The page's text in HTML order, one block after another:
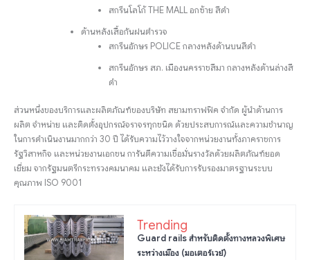
สกรีนโลโก้ THE MALL อกซ้าย สีดำ
ด้านหลังเสื้อกันฝนตำรวจ
สกรีนอักษร POLICE กลางหลังด้านบนสีดำ
สกรีนอักษร สภ. เมืองนครราชสีมา กลางหลังด้านล่างสี
ดำ
ส่วนหนึ่งของบริการและผลิตภัณฑ์ของบริษัท สยามทราฟฟิค จำกัด ผู้นำด้านการ
ผลิต จำหน่าย และติดตั้งอุปกรณ์จราจรทุกชนิด ด้วยประสบการณ์และความชำนาญ
ในการดำเนินงานมากกว่า 30 ปี ได้รับความไว้วางใจจากหน่วยงานทั้งภาคราชการ
รัฐวิสาหกิจ และหน่วยงานเอกชน การันตีความเชื่อมั่นรางวัลด้วยผลิตภัณฑ์ยอด
เยี่ยม จากรัฐมนตรีกระทรวงคมนาคม และยังได้รับการรับรองมาตรฐานระบบ
คุณภาพ ISO 9001
Trending
Guard rails สำหรับติดตั้งทางหลวงพิเศษ
ระหว่างเมือง (มอเตอร์เวย์)